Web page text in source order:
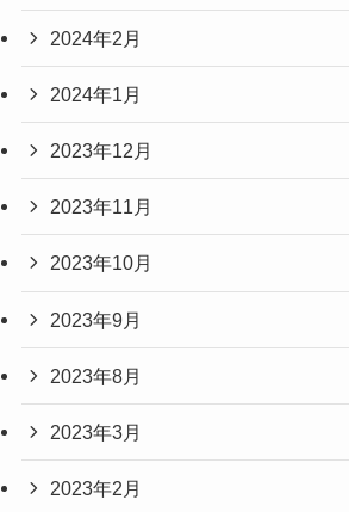
2024年2月
2024年1月
2023年12月
2023年11月
2023年10月
2023年9月
2023年8月
2023年3月
2023年2月